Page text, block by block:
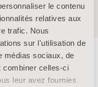
le contenu
relatives aux
trafic. Nous
sur l'utilisation de
médias sociaux, de
combiner celles-ci
leur avez fournies